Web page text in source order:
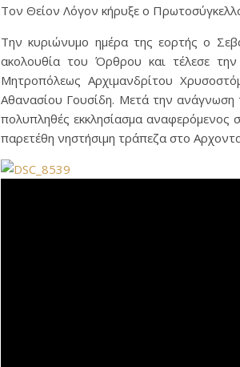
Τον Θείον Λόγον κήρυξε ο
Την κυριώνυμο ημέρα της εορτής ο
ακολουθία του Όρθρου και τέλεσε
Μητροπόλεως Αρχιμανδρίτου
Αθανασίου Γουσίδη. Μετά την
πολυπληθές εκκλησίασμα αναφερόμενος
παρετέθη νηστήσιμη τράπεζα στο